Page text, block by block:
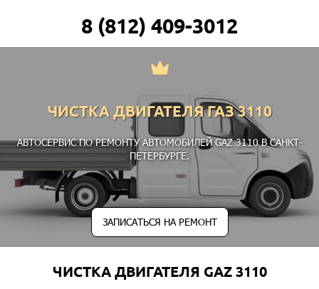
8 (812) 409-3012
ЧИСТКА ДВИГАТЕЛЯ ГАЗ 3110
АВТОСЕРВИС ПО РЕМОНТУ АВТОМОБИЛЕЙ GAZ 3110 В САНКТ-
ПЕТЕРБУРГЕ.
ЗАПИСАТЬСЯ НА РЕМОНТ
ЧИСТКА ДВИГАТЕЛЯ GAZ 3110